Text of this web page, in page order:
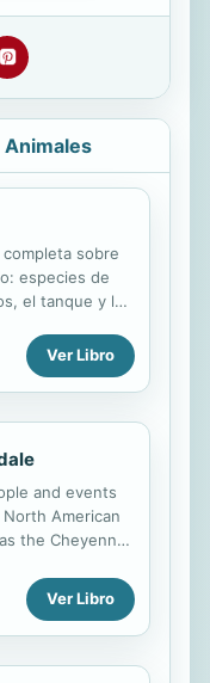
sobre
especies de
el tanque y los
Ver Libro
and events
American
the Cheyenne,
Sand Creek
Ver Libro